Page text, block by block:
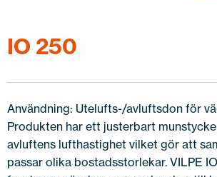
EN FI USA
IO 250
Användning: Utelufts-/avluftsdon för
Produkten har ett justerbart
avluftens lufthastighet vilket gör att
passar olika bostadsstorlekar. VILPE